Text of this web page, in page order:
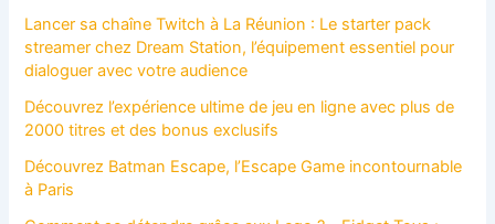
Lancer sa chaîne Twitch à La Réunion : Le starter pack
streamer chez Dream Station, l’équipement essentiel pour
dialoguer avec votre audience
Découvrez l’expérience ultime de jeu en ligne avec plus de
2000 titres et des bonus exclusifs
Découvrez Batman Escape, l’Escape Game incontournable
à Paris